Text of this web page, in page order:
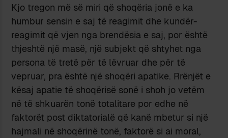
Kjo tregon më së miri që shoqëria jonë e ka
humbur sensin e saj të reagimit dhe kundër-
reagimit që vjen nga brendësia e saj, por është
thjeshtë një masë, një subjekt që shtyhet nga
persona të tretë për të lëvruar dhe për të
vepruar, pra është një shoqëri apatike. Rrënjët e
kësaj apatie të shoqërisë sonë i shoh jo vetëm
në të shkuarën tonë totalitare por edhe në
faktorët post diktatorialë që kanë mbetur si një
hajmali në shoqërinë tonë, faktorë si ai moral,